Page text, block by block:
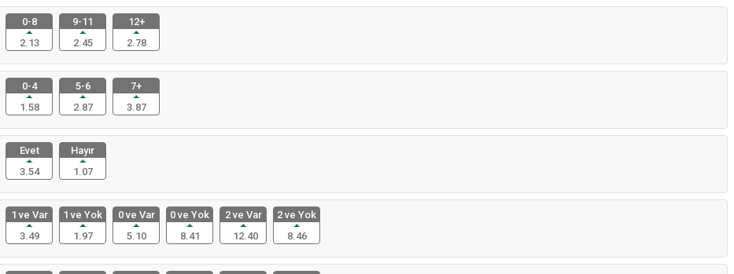
0-8
2.13
9-11
2.45
12+
2.78
0-4
1.58
5-6
2.87
7+
3.87
Evet
3.54
Hayır
1.07
1 ve Var
3.49
1 ve Yok
1.97
0 ve Var
5.10
0 ve Yok
8.41
2 ve Var
12.40
2 ve Yok
8.46